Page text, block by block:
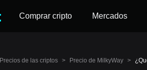
Comprar cripto Mercados
Precios de las criptos > Precio de MilkyWay >